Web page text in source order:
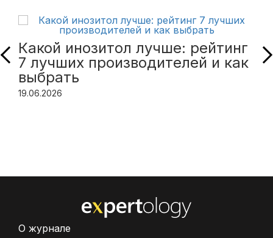
Какой инозитол лучше: рейтинг
7 лучших производителей и как
выбрать
19.06.2026
О журнале